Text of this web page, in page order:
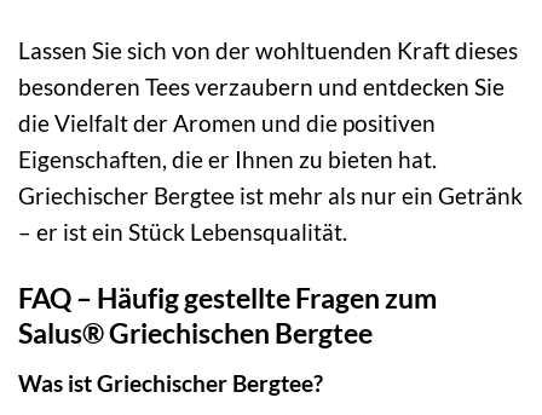
Lassen Sie sich von der wohltuenden Kraft dieses
besonderen Tees verzaubern und entdecken Sie
die Vielfalt der Aromen und die positiven
Eigenschaften, die er Ihnen zu bieten hat.
Griechischer Bergtee ist mehr als nur ein Getränk
– er ist ein Stück Lebensqualität.
FAQ – Häufig gestellte Fragen zum
Salus® Griechischen Bergtee
Was ist Griechischer Bergtee?